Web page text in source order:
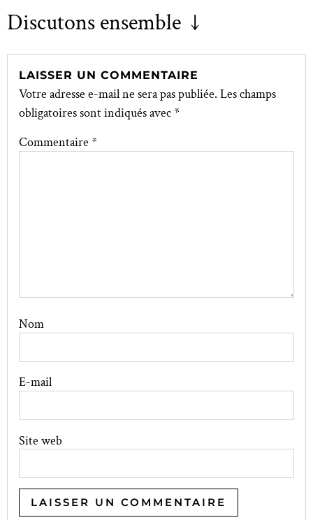
Discutons ensemble ↓
LAISSER UN COMMENTAIRE
Votre adresse e-mail ne sera pas publiée. Les champs
obligatoires sont indiqués avec*
Commentaire *
Nom
E-mail
Site web